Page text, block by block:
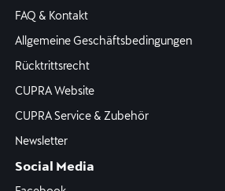
FAQ & Kontakt
Allgemeine Geschäftsbedingungen
Rücktrittsrecht
CUPRA Website
CUPRA Service & Zubehör
Newsletter
Social Media